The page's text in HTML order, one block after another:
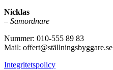
Nicklas
– Samordnare
Nummer: 010-555 89 83
Mail: offert@ställningsbyggare.se
Integritetspolicy